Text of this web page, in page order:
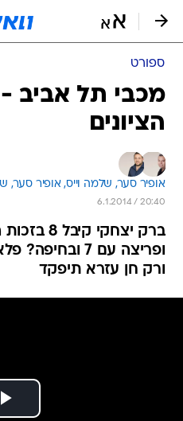
ספורט
מכבי תל אביב
הציונים
אופיר סער, שלמה וייס, אופיר סער,
6.1.2014 / 20:40
ברק יצחקי
ורק חן עזרא תיפקד